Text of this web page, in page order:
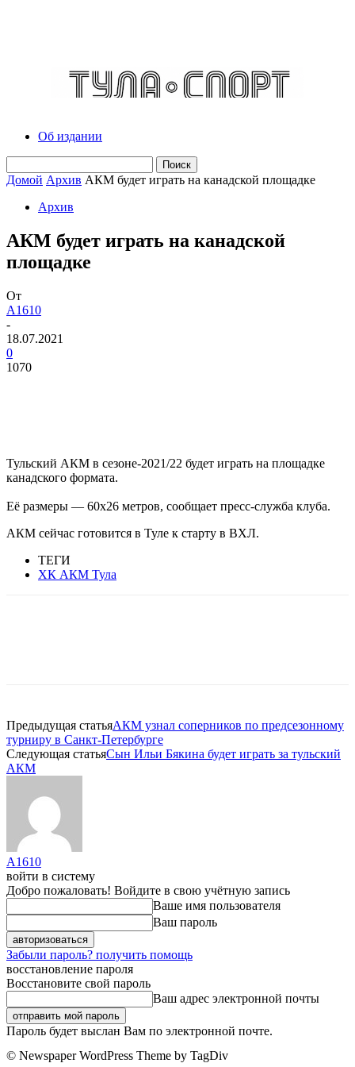
Об издании
Домой Архив АКМ будет играть на канадской площадке
Архив
АКМ будет играть на канадской
площадке
От
A1610
-
18.07.2021
0
1070
Тульский АКМ в сезоне-2021/22 будет играть на площадке
канадского формата.
Её размеры — 60х26 метров, сообщает пресс-служба клуба.
АКМ сейчас готовится в Туле к старту в ВХЛ.
ТЕГИ
ХК АКМ Тула
Предыдущая статьяАКМ узнал соперников по предсезонному
турниру в Санкт-Петербурге
Следующая статьяСын Ильи Бякина будет играть за тульский
АКМ
A1610
войти в систему
Добро пожаловать! Войдите в свою учётную запись
Ваше имя пользователя
Ваш пароль
Забыли пароль? получить помощь
восстановление пароля
Восстановите свой пароль
Ваш адрес электронной почты
Пароль будет выслан Вам по электронной почте.
© Newspaper WordPress Theme by TagDiv